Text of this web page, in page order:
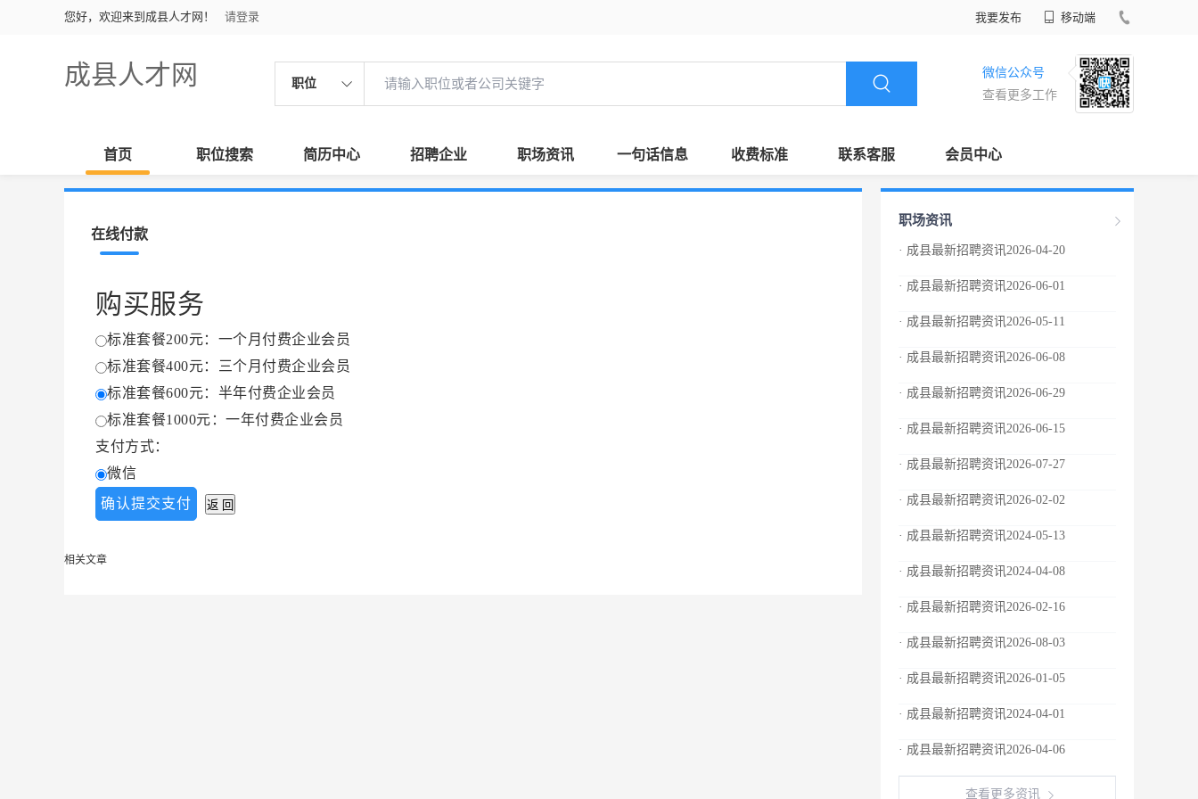
您好，欢迎来到成县人才网！ 请登录 我要发布 移动端
成县人才网 职位
微信公众号
查看更多工作
首页 职位搜索 简历中心 招聘企业 职场资讯 一句话信息 收费标准 联系客服 会员中心
在线付款
购买服务
标准套餐200元：一个月付费企业会员
标准套餐400元：三个月付费企业会员
标准套餐600元：半年付费企业会员
标准套餐1000元：一年付费企业会员
支付方式：
微信
相关文章
职场资讯
· 成县最新招聘资讯2026-04-20
· 成县最新招聘资讯2026-06-01
· 成县最新招聘资讯2026-05-11
· 成县最新招聘资讯2026-06-08
· 成县最新招聘资讯2026-06-29
· 成县最新招聘资讯2026-06-15
· 成县最新招聘资讯2026-07-27
· 成县最新招聘资讯2026-02-02
· 成县最新招聘资讯2024-05-13
· 成县最新招聘资讯2024-04-08
· 成县最新招聘资讯2026-02-16
· 成县最新招聘资讯2026-08-03
· 成县最新招聘资讯2026-01-05
· 成县最新招聘资讯2024-04-01
· 成县最新招聘资讯2026-04-06
查看更多资讯